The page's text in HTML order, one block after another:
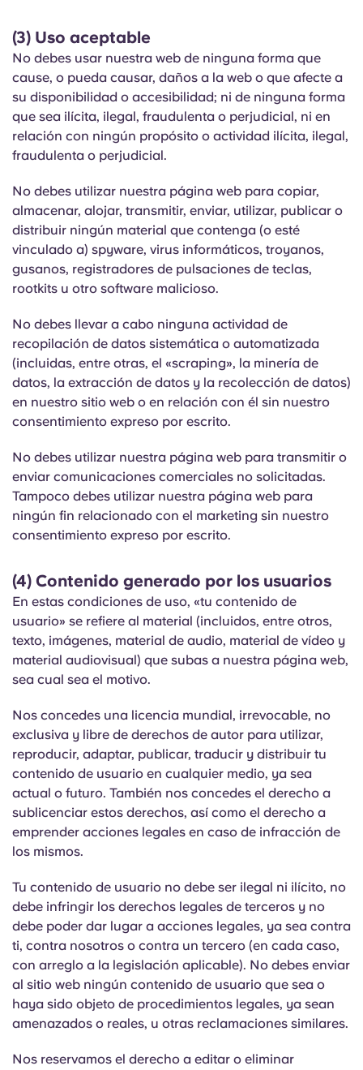
(3) Uso aceptable
No debes usar nuestra web de ninguna forma que
cause, o pueda causar, daños a la web o que afecte a
su disponibilidad o accesibilidad; ni de ninguna forma
que sea ilícita, ilegal, fraudulenta o perjudicial, ni en
relación con ningún propósito o actividad ilícita, ilegal,
fraudulenta o perjudicial.
No debes utilizar nuestra página web para copiar,
almacenar, alojar, transmitir, enviar, utilizar, publicar o
distribuir ningún material que contenga (o esté
vinculado a) spyware, virus informáticos, troyanos,
gusanos, registradores de pulsaciones de teclas,
rootkits u otro software malicioso.
No debes llevar a cabo ninguna actividad de
recopilación de datos sistemática o automatizada
(incluidas, entre otras, el «scraping», la minería de
datos, la extracción de datos y la recolección de datos)
en nuestro sitio web o en relación con él sin nuestro
consentimiento expreso por escrito.
No debes utilizar nuestra página web para transmitir o
enviar comunicaciones comerciales no solicitadas.
Tampoco debes utilizar nuestra página web para
ningún fin relacionado con el marketing sin nuestro
consentimiento expreso por escrito.
(4) Contenido generado por los usuarios
En estas condiciones de uso, «tu contenido de
usuario» se refiere al material (incluidos, entre otros,
texto, imágenes, material de audio, material de vídeo y
material audiovisual) que subas a nuestra página web,
sea cual sea el motivo.
Nos concedes una licencia mundial, irrevocable, no
exclusiva y libre de derechos de autor para utilizar,
reproducir, adaptar, publicar, traducir y distribuir tu
contenido de usuario en cualquier medio, ya sea
actual o futuro. También nos concedes el derecho a
sublicenciar estos derechos, así como el derecho a
emprender acciones legales en caso de infracción de
los mismos.
Tu contenido de usuario no debe ser ilegal ni ilícito, no
debe infringir los derechos legales de terceros y no
debe poder dar lugar a acciones legales, ya sea contra
ti, contra nosotros o contra un tercero (en cada caso,
con arreglo a la legislación aplicable). No debes enviar
al sitio web ningún contenido de usuario que sea o
haya sido objeto de procedimientos legales, ya sean
amenazados o reales, u otras reclamaciones similares.
Nos reservamos el derecho a editar o eliminar